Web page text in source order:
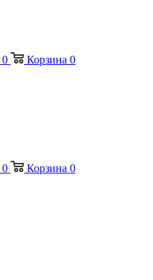
0 Корзина 0
0 Корзина 0